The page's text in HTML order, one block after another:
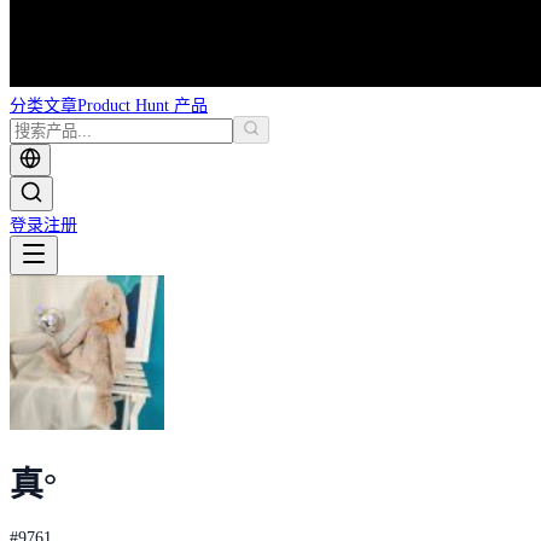
分类文章Product Hunt 产品
登录注册
真°
#9761